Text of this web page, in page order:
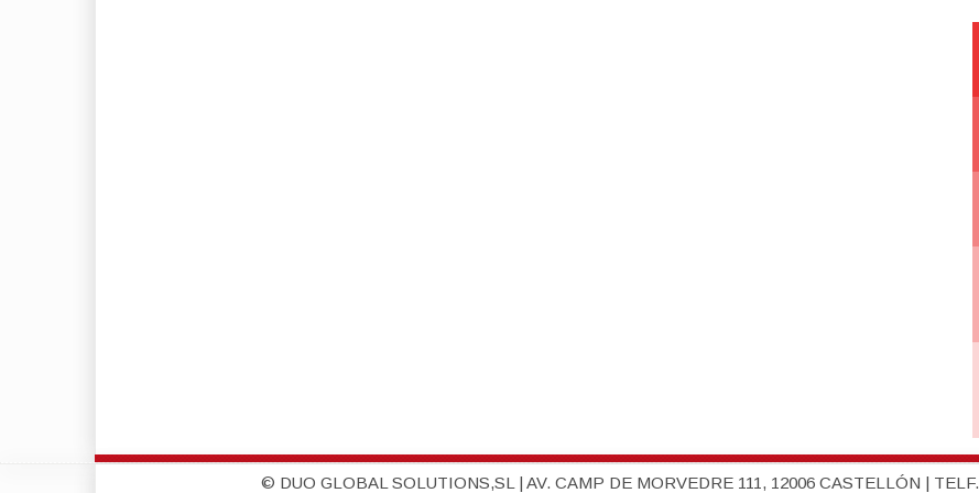
© DUO GLOBAL SOLUTIONS,SL | AV. CAMP DE MORVEDRE 111, 12006 CASTELLÓN | TELF.